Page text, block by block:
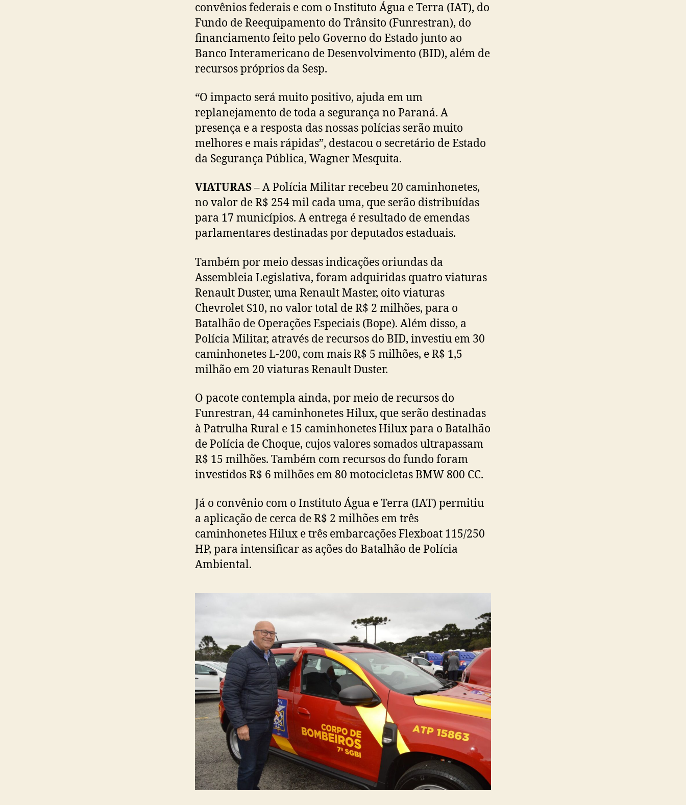
convênios federais e com o Instituto Água e Terra (IAT), do
Fundo de Reequipamento do Trânsito (Funrestran), do
financiamento feito pelo Governo do Estado junto ao
Banco Interamericano de Desenvolvimento (BID), além de
recursos próprios da Sesp.
“O impacto será muito positivo, ajuda em um
replanejamento de toda a segurança no Paraná. A
presença e a resposta das nossas polícias serão muito
melhores e mais rápidas”, destacou o secretário de Estado
da Segurança Pública, Wagner Mesquita.
VIATURAS– A Polícia Militar recebeu 20 caminhonetes,
no valor de R$ 254 mil cada uma, que serão distribuídas
para 17 municípios. A entrega é resultado de emendas
parlamentares destinadas por deputados estaduais.
Também por meio dessas indicações oriundas da
Assembleia Legislativa, foram adquiridas quatro viaturas
Renault Duster, uma Renault Master, oito viaturas
Chevrolet S10, no valor total de R$ 2 milhões, para o
Batalhão de Operações Especiais (Bope). Além disso, a
Polícia Militar, através de recursos do BID, investiu em 30
caminhonetes L-200, com mais R$ 5 milhões, e R$ 1,5
milhão em 20 viaturas Renault Duster.
O pacote contempla ainda, por meio de recursos do
Funrestran, 44 caminhonetes Hilux, que serão destinadas
à Patrulha Rural e 15 caminhonetes Hilux para o Batalhão
de Polícia de Choque, cujos valores somados ultrapassam
R$ 15 milhões. Também com recursos do fundo foram
investidos R$ 6 milhões em 80 motocicletas BMW 800 CC.
Já o convênio com o Instituto Água e Terra (IAT) permitiu
a aplicação de cerca de R$ 2 milhões em três
caminhonetes Hilux e três embarcações Flexboat 115/250
HP, para intensificar as ações do Batalhão de Polícia
Ambiental.